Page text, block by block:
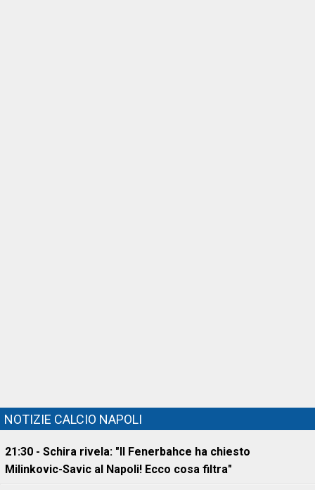
NOTIZIE CALCIO NAPOLI
21:30 - Schira rivela: "Il Fenerbahce ha chiesto
Milinkovic-Savic al Napoli! Ecco cosa filtra"